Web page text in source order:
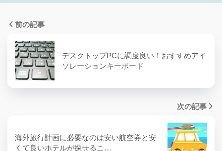
前の記事
デスクトップPCに調度良い！おすすめアイ
ソレーションキーボード
次の記事
海外旅行計画に必要なのは安い航空券と安
くて良いホテルが探せるこ…